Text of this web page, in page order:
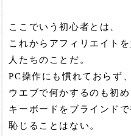
ここでいう初心者とは、
これからアフィリエイト
人たちのことだ。
PC操作にも慣れておらず、
ウエブで何かするのも初め
キーボードをブラインド
恥じることはない。